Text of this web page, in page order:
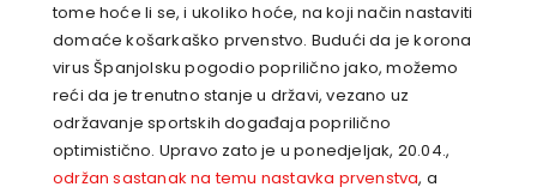
tome hoće li se, i ukoliko hoće, na koji način nastaviti
domaće košarkaško prvenstvo. Budući da je korona
virus Španjolsku pogodio poprilično jako, možemo
reći da je trenutno stanje u državi, vezano uz
održavanje sportskih događaja poprilično
optimistično. Upravo zato je u ponedjeljak, 20.04.,
održan sastanak na temu nastavka prvenstva, a